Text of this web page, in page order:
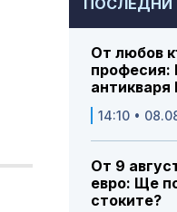
ПОСЛЕДНИ
От любов
професия:
14:10 •
От 9
евро: Ще
стоките?